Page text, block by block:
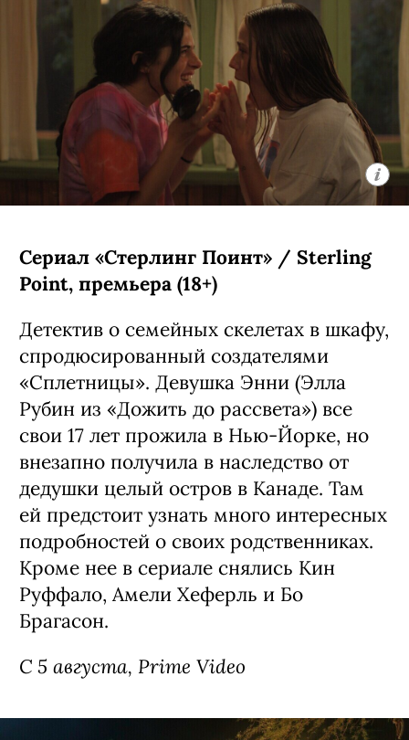
Аниме-сериал, основанный на первом
эпизоде антологии «Звездные войны:
Видения» — история строится вокруг
юной девушки-джедая Кары, которая
ищет себе подобных по всей галактике.
Автором проекта стал Кэндзи Камияма
(главная его работа — «Призрак в
С 5 августа, Disney+
Сериал «Стерлинг Поинт» / Sterling
Point, премьера (18+)
Детектив о семейных скелетах в шкафу,
«Сплетницы». Девушка Энни (Элла